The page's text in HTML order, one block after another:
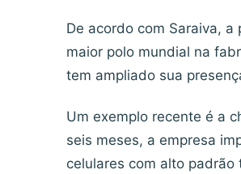
De acordo com Saraiva,
maior polo mundial na
tem ampliado sua
Um exemplo recente é a
seis meses, a empresa
celulares com alto